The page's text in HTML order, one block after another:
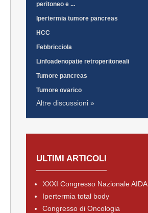
peritoneo e ...
Ipertermia tumore pancreas
HCC
Febbricciola
Linfoadenopatie retroperitoneali
Tumore pancreas
Tumore ovarico
Altre discussioni »
ULTIMI ARTICOLI
XXXI Congresso Nazionale AIDA
Ipertermia total body
Congresso di Oncologia